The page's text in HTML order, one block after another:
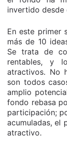
invertido desde
En este primer
más de 10
Se trata de
rentables, y
atractivos. No
son todos
amplio
fondo rebasa
participación;
acumuladas, el
atractivo.